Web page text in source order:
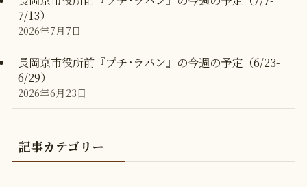
7/13）
2026年7月7日
長岡京市役所前『プチ･ラパン』の今週の予定（6/23-
6/29）
2026年6月23日
記事カテゴリー